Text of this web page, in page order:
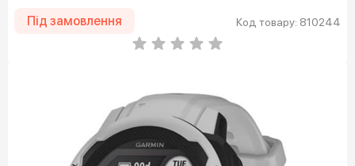
Під замовлення Код товару: 810244